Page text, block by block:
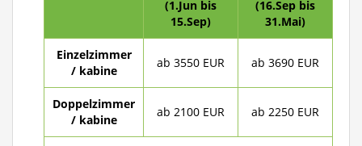
(1.Jun bis
15.Sep)
(16.Sep bis
31.Mai)
Einzelzimmer
/ kabine
ab 3550 EUR ab 3690 EUR
Doppelzimmer
/ kabine
ab 2100 EUR ab 2250 EUR